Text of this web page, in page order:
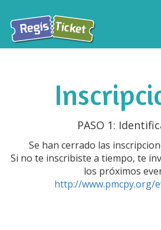
PASO 1:
Se han cerrado las
Si no te inscribiste a tiempo, te
los próximos
http://www.pmcpy.org/